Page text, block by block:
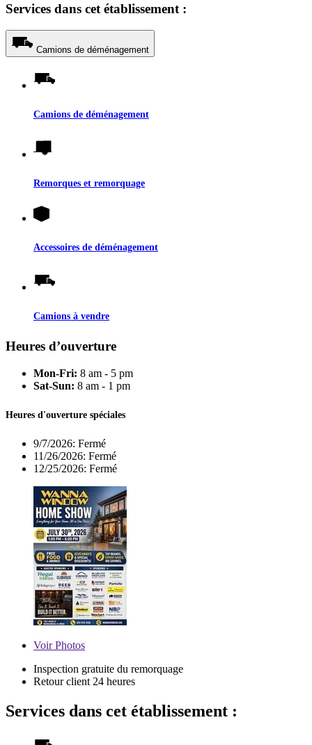
Services dans cet établissement :
Camions de déménagement
Camions de déménagement
Remorques et remorquage
Accessoires de déménagement
Camions à vendre
Heures d’ouverture
Mon-Fri: 8 am - 5 pm
Sat-Sun: 8 am - 1 pm
Heures d'ouverture spéciales
9/7/2026: Fermé
11/26/2026: Fermé
12/25/2026: Fermé
VoirPhotos
Inspection gratuite du remorquage
Retour client 24 heures
Services dans cet établissement :